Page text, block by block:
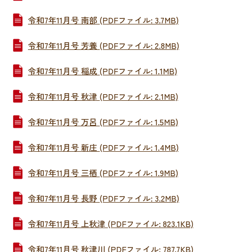
令和7年11月号 南部 (PDFファイル: 3.7MB)
令和7年11月号 芳養 (PDFファイル: 2.8MB)
令和7年11月号 稲成 (PDFファイル: 1.1MB)
令和7年11月号 秋津 (PDFファイル: 2.1MB)
令和7年11月号 万呂 (PDFファイル: 1.5MB)
令和7年11月号 新庄 (PDFファイル: 1.4MB)
令和7年11月号 三栖 (PDFファイル: 1.9MB)
令和7年11月号 長野 (PDFファイル: 3.2MB)
令和7年11月号 上秋津 (PDFファイル: 823.1KB)
令和7年11月号 秋津川 (PDFファイル: 787.7KB)